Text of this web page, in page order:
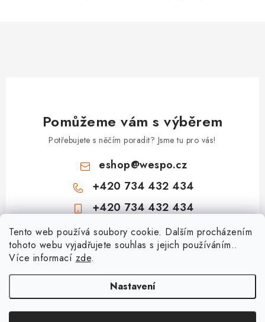
Tento web používá soubory cookie. Dalším procházením
tohoto webu vyjadřujete souhlas s jejich používáním..
Více informací zde.
Nastavení
Pomůžeme vám s výběrem
Potřebujete s něčím poradit? Jsme tu pro vás!
eshop@wespo.cz
+420 734 432 434
+420 734 432 434
Informace pro vás
Nezámrzný venkovní ventil Kemper Frosti-Plus: Jak funguje a jak na